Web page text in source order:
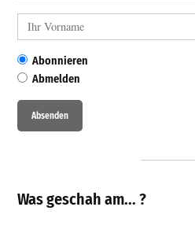
Abonnieren
Abmelden
Was geschah am... ?